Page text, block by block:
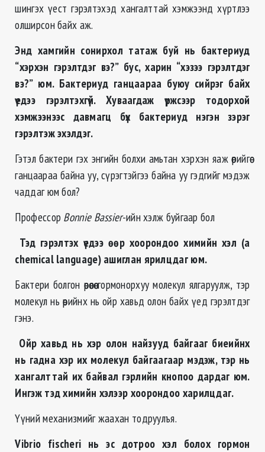
шингэх үест гэрэлтэхэд хангалттай хэмжээнд хүртлээ
олширсон байх аж.
Энд хамгийн сонирхол татаж буй нь бактериуд
“хэрхэн гэрэлтдэг вэ?” бус, харин “хэзээ гэрэлтдэг
вэ?” юм. Бактериуд ганцаараа буюу сийрэг байх
үедээ гэрэлтэхгүй. Хуваагдаж үржсээр тодорхой
хэмжээнээс давмагц бүх бактериуд нэгэн зэрэг
гэрэлтэж эхэлдэг.
Гэтэл бактери гэх энгийн болхи амьтан хэрхэн яаж өөрийгөө
ганцаараа байна уу, сүрэгтэйгээ байна уу гэдгийг мэдэж
чаддаг юм бол?
Профессор Bonnie Bassier-ийн хэлж буйгаар бол
Тэд гэрэлтэх үедээ өөр хоорондоо химийн хэл (a
chemical language) ашиглан ярилцдаг юм.
Бактери болгон өөрөөсөө гормонорхуу молекул ялгаруулж, тэр
молекул нь өөрийнх нь ойр хавьд олон байх үед гэрэлтдэг
гэнэ.
Ойр хавьд нь хэр олон найзууд байгааг биеийнх
нь гадна хэр их молекул байгаагаар мэдэж, тэр нь
хангалттай их байвал гэрлийн кнопоо дардаг юм.
Ингэж тэд химийн хэлээр хоорондоо харилцдаг.
Үүний механизмийг жаахан тодруулъя.
Vibrio fischeri нь эс дотроо хэл болох гормон